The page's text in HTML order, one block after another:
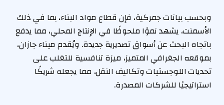
وبحسب بيانات جمركية، فإن قطاع مواد البناء، بما في ذلك
الأسمنت، يشهد نموًا ملحوظًا في الإنتاج المحلي، مما يدفع
باتجاه البحث عن أسواق تصديرية جديدة. ويُقدم ميناء جازان،
بموقعه الجغرافي المتميز، ميزة تنافسية للتغلب على
تحديات اللوجستيات وتكاليف النقل، مما يجعله شريكًا
استراتيجيًا للشركات المصدرة.